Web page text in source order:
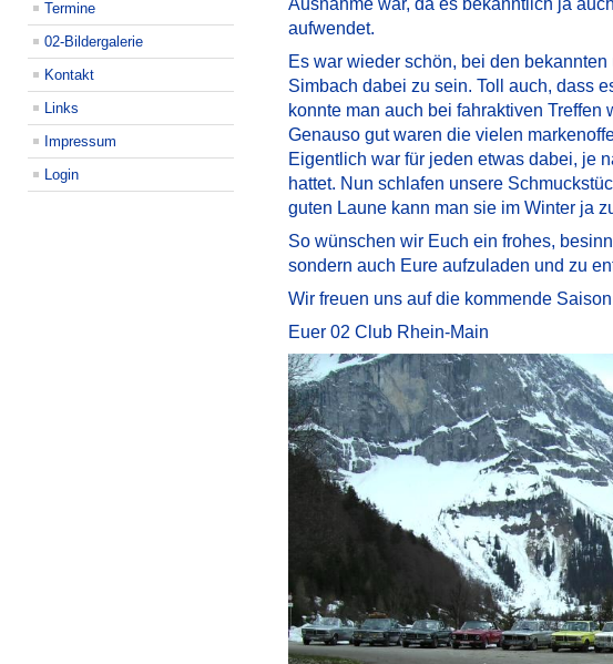
Termine
02-Bildergalerie
Kontakt
Links
Impressum
Login
Ausnahme war, da es bekanntlich ja
aufwendet.
Es war wieder schön, bei den
Simbach dabei zu sein. Toll auch, dass
konnte man auch bei fahraktiven
Genauso gut waren die vielen
Eigentlich war für jeden etwas dabei, je
hattet. Nun schlafen unsere
guten Laune kann man sie im Winter ja
So wünschen wir Euch ein frohes,
sondern auch Eure aufzuladen und zu
Wir freuen uns auf die kommende
Euer 02 Club Rhein-Main